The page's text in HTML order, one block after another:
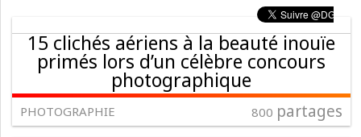
15 clichés aériens à la beauté inouïe
primés lors d’un célèbre concours
photographique
PHOTOGRAPHIE 800 partages